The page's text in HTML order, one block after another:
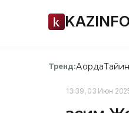
Тренд:Ақорда
13:39, 03 Июн